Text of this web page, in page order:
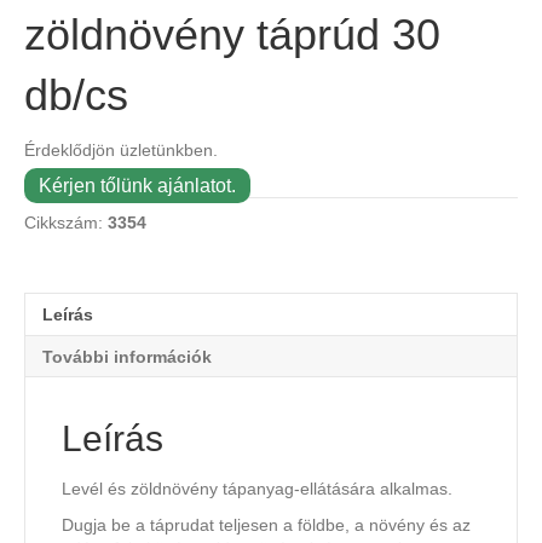
zöldnövény táprúd 30
db/cs
Érdeklődjön üzletünkben.
Kérjen tőlünk ajánlatot.
Cikkszám: 3354
Leírás
További információk
Leírás
Levél és zöldnövény tápanyag-ellátására alkalmas.
Dugja be a táprudat teljesen a földbe, a növény és az